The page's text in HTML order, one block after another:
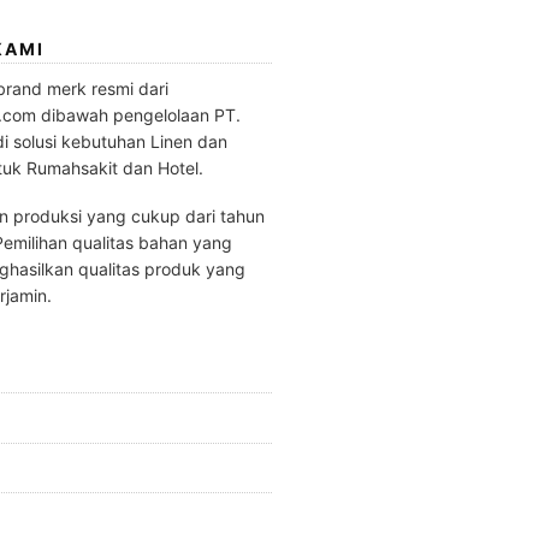
merk resmi dari
dibawah pengelolaan PT.
solusi kebutuhan Linen dan
Rumahsakit dan Hotel.
produksi yang cukup dari tahun
qualitas bahan yang
qualitas produk yang